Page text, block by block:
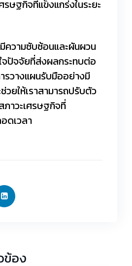
รษฐกิจที่แข็งแกร่งในระยะ
มีความซับซ้อนและผันผวน
จปัจจัยที่ส่งผลกระทบต่อ
รวางแผนรับมืออย่างมี
วยให้เราสามารถปรับตัว
ภาวะเศรษฐกิจที่
ดเวลา
ข้อง